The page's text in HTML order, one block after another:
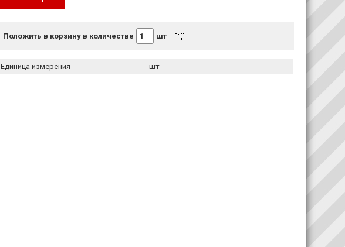
Положить в корзину в количестве шт
Единица измерения шт